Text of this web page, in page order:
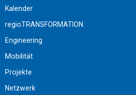
Kalender
regioTRANSFORMATION
Engineering
Mobilität
Projekte
Netzwerk